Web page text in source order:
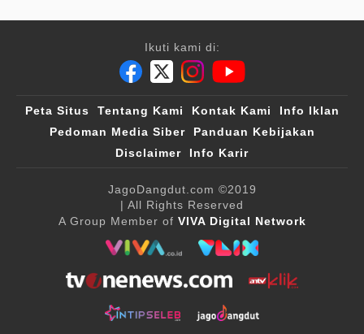
Ikuti kami di:
Peta Situs Tentang Kami Kontak Kami
Info Iklan
Pedoman Media Siber
Panduan Kebijakan
Disclaimer
Info Karir
JagoDangdut.com ©2019
| All Rights Reserved
A Group Member of VIVA Digital Network